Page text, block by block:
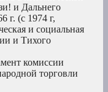
и Дальнего
г. (с 1974 г,
и социальная
и Тихого
комиссии
торговли